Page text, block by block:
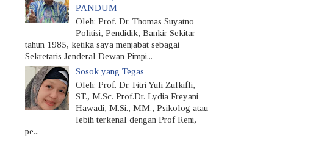
PANDUM
Oleh: Prof. Dr. Thomas Suyatno
Politisi, Pendidik, Bankir Sekitar
tahun 1985, ketika saya menjabat sebagai
Sekretaris Jenderal Dewan Pimpi...
Sosok yang Tegas
Oleh: Prof. Dr. Fitri Yuli Zulkifli,
ST., M.Sc. Prof.Dr. Lydia Freyani
Hawadi, M.Si., MM., Psikolog atau
lebih terkenal dengan Prof Reni,
pe...